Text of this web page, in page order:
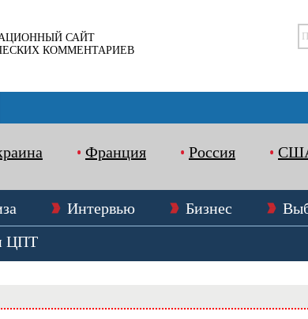
САЙТ
КОММЕНТАРИЕВ
Франция Россия
Интервью Бизнес
ЦПТ